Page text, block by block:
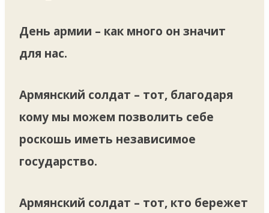
День армии – как много он значит
для нас.
Армянский солдат – тот, благодаря
кому мы можем позволить себе
роскошь иметь независимое
государство.
Армянский солдат – тот, кто бережет